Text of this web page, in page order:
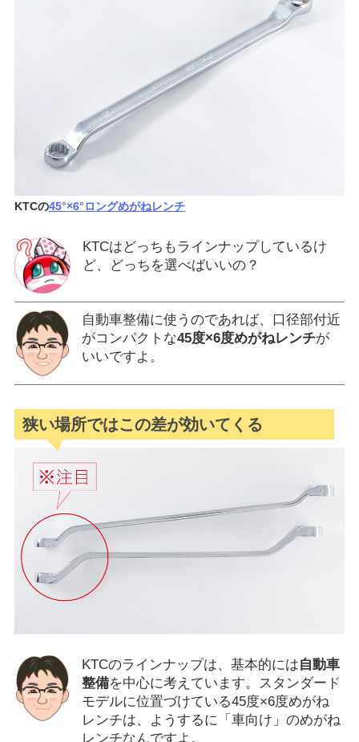
KTCの45°×6°ロングめがねレンチ
KTCはどっちもラインナップしているけ
ど、どっちを選べばいいの？
自動車整備に使うのであれば、口径部付近
がコンパクトな45度×6度めがねレンチが
いいですよ。
狭い場所ではこの差が効いてくる
KTCのラインナップは、基本的には自動車
整備を中心に考えています。スタンダード
モデルに位置づけている45度×6度めがね
レンチは、ようするに「車向け」のめがね
レンチなんですよ。